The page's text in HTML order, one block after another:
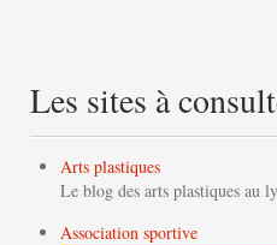
Les sites à
Arts plastiques
Le blog des arts plastiques au
Association sportive